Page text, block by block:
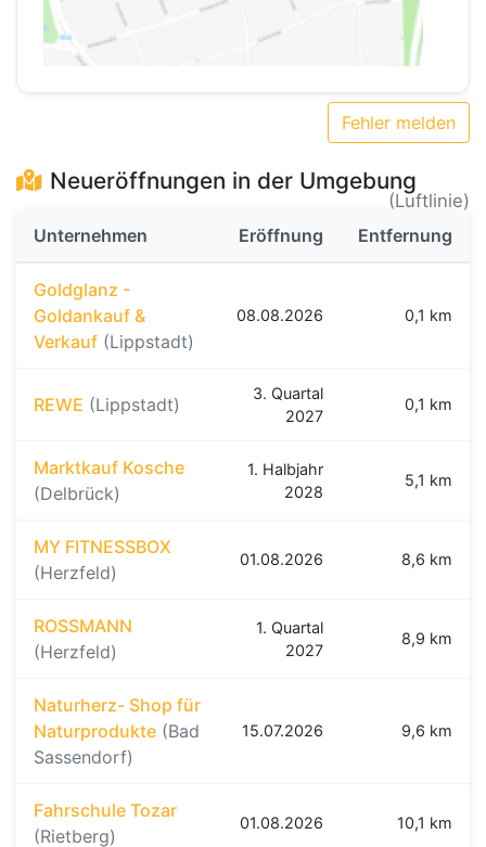
Fehler melden
Neueröffnungen in der Umgebung
(Luftlinie)
Unternehmen
Eröffnung Entfernung
Goldglanz -
Goldankauf &
Verkauf (Lippstadt)
08.08.2026 0,1 km
REWE (Lippstadt)
3. Quartal
2027
0,1 km
Marktkauf Kosche
(Delbrück)
1. Halbjahr
2028
5,1 km
MY FITNESSBOX
(Herzfeld)
01.08.2026 8,6 km
ROSSMANN
(Herzfeld)
1. Quartal
2027
8,9 km
Naturherz- Shop für
Naturprodukte (Bad
Sassendorf)
15.07.2026 9,6 km
Fahrschule Tozar
(Rietberg)
01.08.2026 10,1 km